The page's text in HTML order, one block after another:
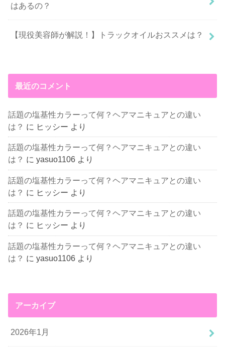
はあるの？
【現役美容師が解説！】トラックオイルおススメは？
最近のコメント
話題の塩基性カラーって何？ヘアマニキュアとの違い
は？ に ヒッシー より
話題の塩基性カラーって何？ヘアマニキュアとの違い
は？ にyasuo1106 より
話題の塩基性カラーって何？ヘアマニキュアとの違い
は？ に ヒッシー より
話題の塩基性カラーって何？ヘアマニキュアとの違い
は？ に ヒッシー より
話題の塩基性カラーって何？ヘアマニキュアとの違い
は？ にyasuo1106 より
アーカイブ
2026年1月